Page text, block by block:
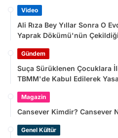
Video
Ali Rıza Bey Yıllar Sonra O
Yaprak Dökümü'nün
Gündem
Suça Sürüklenen Çocuklara
TBMM'de Kabul Edilerek
Magazin
Cansever Kimdir? Cansever
Genel Kültür